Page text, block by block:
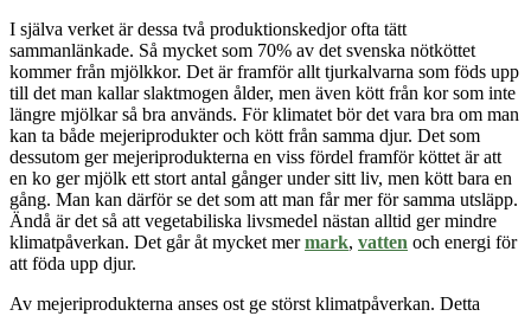
I själva verket är dessa två produktionskedjor ofta tätt
sammanlänkade. Så mycket som 70% av det svenska nötköttet
kommer från mjölkkor. Det är framför allt tjurkalvarna som föds upp
till det man kallar slaktmogen ålder, men även kött från kor som inte
längre mjölkar så bra används. För klimatet bör det vara bra om man
kan ta både mejeriprodukter och kött från samma djur. Det som
dessutom ger mejeriprodukterna en viss fördel framför köttet är att
en ko ger mjölk ett stort antal gånger under sitt liv, men kött bara en
gång. Man kan därför se det som att man får mer för samma utsläpp.
Ändå är det så att vegetabiliska livsmedel nästan alltid ger mindre
klimatpåverkan. Det går åt mycket mermark, vatten och energi för
att föda upp djur.
Av mejeriprodukterna anses ost ge störst klimatpåverkan. Detta